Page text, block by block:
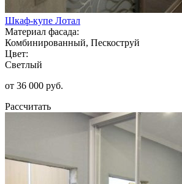
Шкаф-купе Лотал
Материал фасада:
Комбинированный, Пескоструй
Цвет:
Светлый
от 36 000 руб.
Рассчитать